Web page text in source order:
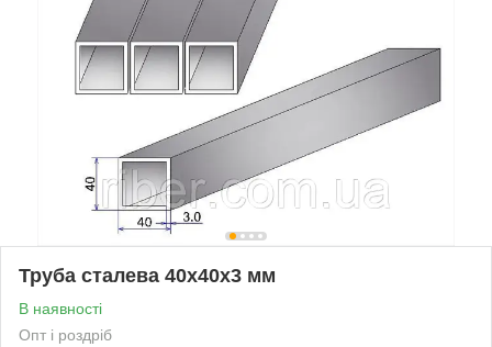
Труба сталева 40х40х3 мм
В наявності
Опт і роздріб